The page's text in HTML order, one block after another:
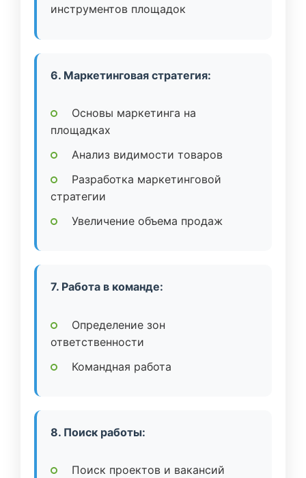
инструментов площадок
6. Маркетинговая стратегия:
Основы маркетинга на
площадках
Анализ видимости товаров
Разработка маркетинговой
стратегии
Увеличение объема продаж
7. Работа в команде:
Определение зон
ответственности
Командная работа
8. Поиск работы:
Поиск проектов и вакансий